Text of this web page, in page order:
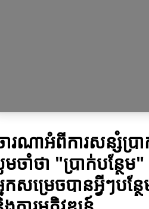
ារណាអំពីការសន្សំប្
ាំថា "ប្រាក់បន្ថែម
សម្រេចបានអ្វីៗបន្ថ